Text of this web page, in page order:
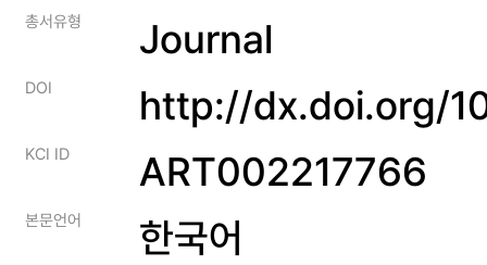
총서유형 Journal
DOI http://dx.doi.org/
KCI ID ART002217766
본문언어 한국어